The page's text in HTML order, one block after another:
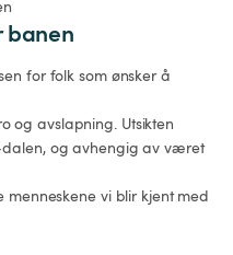
banen
for folk som ønsker å
og avslapning. Utsikten
og avhengig av været
vi blir kjent med